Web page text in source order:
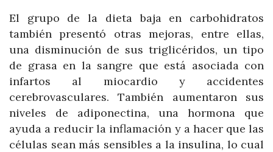
El grupo de la dieta baja en carbohidratos
también presentó otras mejoras, entre ellas,
una disminución de sus triglicéridos, un tipo
de grasa en la sangre que está asociada con
infartos al miocardio y accidentes
cerebrovasculares. También aumentaron sus
niveles de adiponectina, una hormona que
ayuda a reducir la inflamación y a hacer que las
células sean más sensibles a la insulina, lo cual